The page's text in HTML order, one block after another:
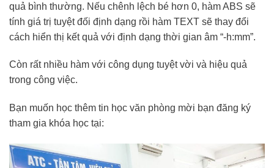
quả bình thường. Nếu chênh lệch bé hơn 0, hàm ABS sẽ
tính giá trị tuyệt đối định dạng rồi hàm TEXT sẽ thay đổi
cách hiển thị kết quả với định dạng thời gian âm “-h:mm”.
Còn rất nhiều hàm với công dụng tuyệt vời và hiệu quả
trong công việc.
Bạn muốn học thêm tin học văn phòng mời bạn đăng ký
tham gia khóa học tại: